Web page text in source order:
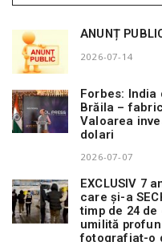
ANUNȚ
2026-07-14
Forbes: India
Brăila –
Valoarea
dolari
2026-07-07
EXCLUSIV 7
care și-a
timp de 24
umilită
fotografiat-o